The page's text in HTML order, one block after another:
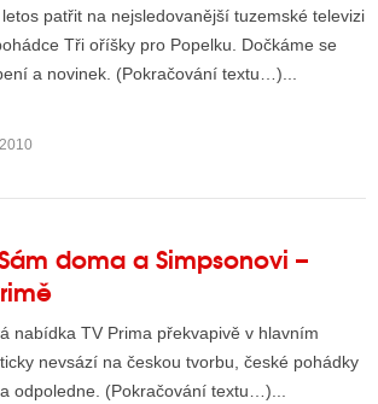
patřit na nejsledovanější tuzemské televizi
Tři oříšky pro Popelku. Dočkáme se
a novinek. (Pokračování textu…)...
doma a Simpsonovi –
nabídka TV Prima překvapivě v hlavním
nevsází na českou tvorbu, české pohádky
odpoledne. (Pokračování textu…)...